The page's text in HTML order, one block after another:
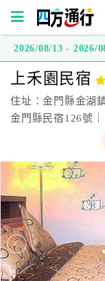
方
通
行
台
灣
訂
房
2026/08/13 - 2026/
上禾園民宿
住址：金門縣金湖
金門縣民宿126號｜